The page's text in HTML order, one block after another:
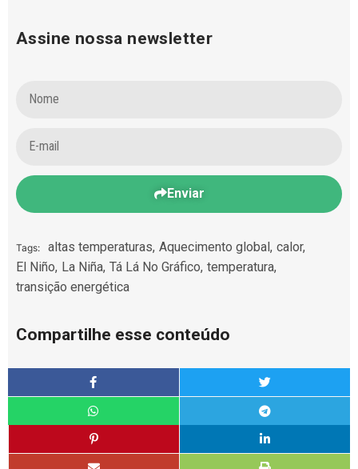
Assine nossa newsletter
Enviar
Tags: altas temperaturas, Aquecimento global, calor,
El Niño, La Niña, Tá Lá No Gráfico, temperatura,
transição energética
Compartilhe esse conteúdo